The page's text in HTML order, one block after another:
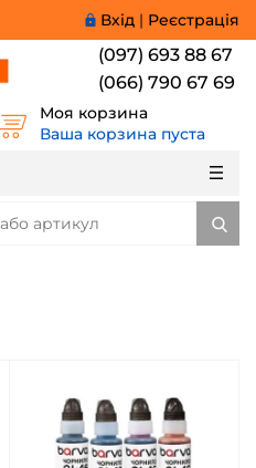
Вхід | Реєстрація
(097) 693 88 67
(066) 790 67 69
Моя корзина
Ваша корзина пуста